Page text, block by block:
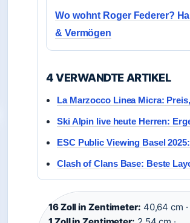
Wo wohnt Roger Federer?
& Vermögen
4 VERWANDTE ARTIKEL
La Marzocco Linea Micra:
Ski Alpin live heute Herren:
ESC Public Viewing Basel
Clash of Clans Base: Beste
16 Zoll in Zentimeter: 40,64 cm ·